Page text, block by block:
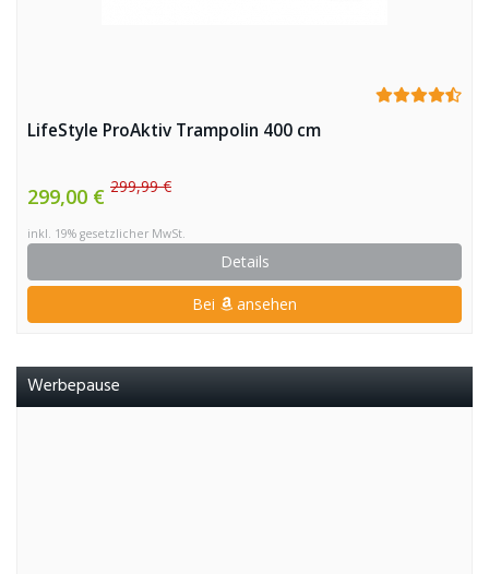
LifeStyle ProAktiv Trampolin 400 cm
299,00 € 299,99 €
inkl. 19% gesetzlicher MwSt.
Details
Bei ansehen
Werbepause